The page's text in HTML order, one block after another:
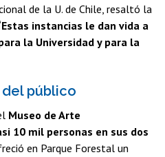
de la U. de Chile, resaltó la
instancias le dan vida a
la Universidad y para la
público
Museo de Arte
10 mil personas en sus dos
en Parque Forestal un